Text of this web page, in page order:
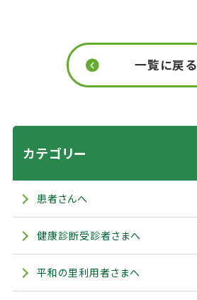
一覧に戻る
カテゴリー
患者さんへ
健康診断受診者さまへ
平和の里利用者さまへ